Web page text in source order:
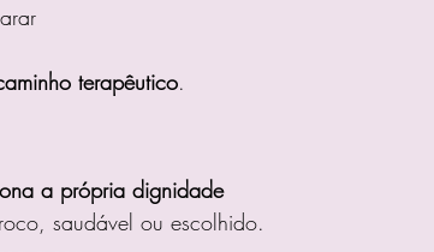
terapêutico.
a própria dignidade
saudável ou escolhido.